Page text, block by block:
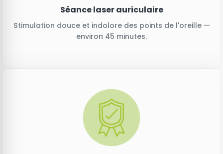
Séance laser auriculaire
Stimulation douce et indolore des points de l'oreille —
environ 45 minutes.